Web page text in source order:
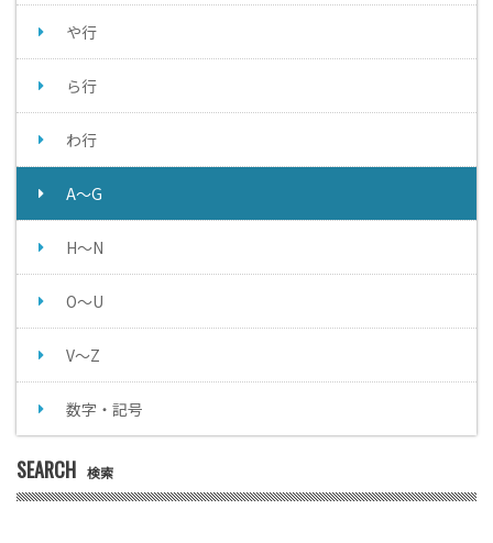
や行
ら行
わ行
A～G
H～N
O～U
V～Z
数字・記号
SEARCH 検索